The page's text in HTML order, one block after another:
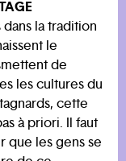
dans la tradition
le
de
les cultures du
cette
à priori. Il faut
que les gens se